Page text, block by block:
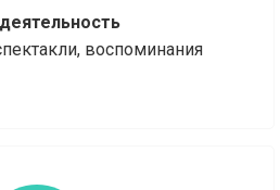
воспоминания